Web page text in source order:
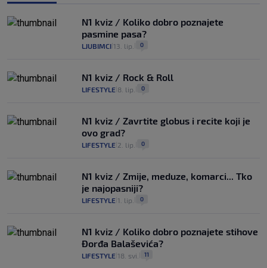
N1 kviz / Koliko dobro poznajete
pasmine pasa?
LJUBIMCI 13. lip. 0
N1 kviz / Rock & Roll
LIFESTYLE 8. lip. 0
N1 kviz / Zavrtite globus i recite koji je
ovo grad?
LIFESTYLE 2. lip. 0
N1 kviz / Zmije, meduze, komarci... Tko
je najopasniji?
LIFESTYLE 1. lip. 0
N1 kviz / Koliko dobro poznajete stihove
Đorđa Balaševića?
LIFESTYLE 18. svi. 11